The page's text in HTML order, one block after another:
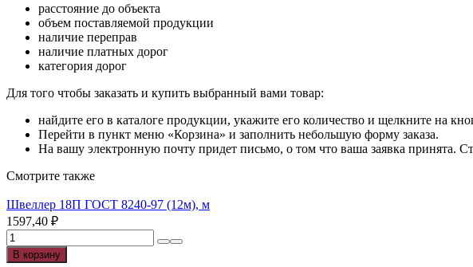
расстояние до объекта
объем поставляемой продукции
наличие переправ
наличие платных дорог
категория дорог
Для того чтобы заказать и купить выбранный вами товар:
найдите его в каталоге продукции, укажите его количество и щелкните на
Перейти в пункт меню «Корзина» и заполнить небольшую форму заказа.
На вашу электронную почту придет письмо, о том что ваша заявка принята.
Смотрите также
Швеллер 18П ГОСТ 8240-97 (12м), м
1597,40 ₽
Количество
товара
Швеллер
В корзину